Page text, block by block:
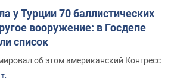
у Турции 70 баллистических
вооружение: в Госдепе
список
об этом американский Конгресс